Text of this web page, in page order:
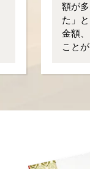
額が
た」
金額
こと